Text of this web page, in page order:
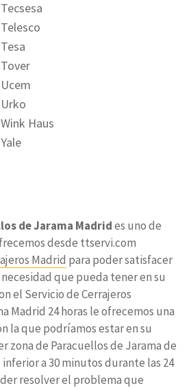
Tecsesa
Telesco
Tesa
Tover
Ucem
Urko
Wink Haus
Yale
de Jarama Madrides uno de
desde ttservi.com
Madrid para poder satisfacer
que pueda tener en su
el Servicio de Cerrajeros
Madrid 24 horas le ofrecemos una
la que podríamos estar en su
zona de Paracuellos de Jarama de
a 30 minutos durante las 24
resolver el problema que